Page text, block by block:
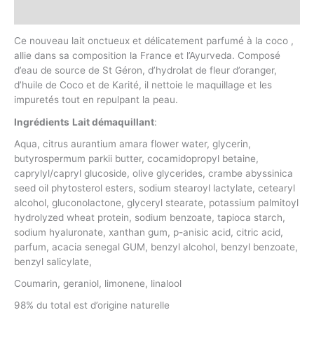
Ce nouveau lait onctueux et délicatement parfumé à la coco ,
allie dans sa composition la France et l’Ayurveda. Composé
d’eau de source de St Géron, d’hydrolat de fleur d’oranger,
d’huile de Coco et de Karité, il nettoie le maquillage et les
impuretés tout en repulpant la peau.
Ingrédients Lait démaquillant:
Aqua, citrus aurantium amara flower water, glycerin,
butyrospermum parkii butter, cocamidopropyl betaine,
caprylyl/capryl glucoside, olive glycerides, crambe abyssinica
seed oil phytosterol esters, sodium stearoyl lactylate, cetearyl
alcohol, gluconolactone, glyceryl stearate, potassium palmitoyl
hydrolyzed wheat protein, sodium benzoate, tapioca starch,
sodium hyaluronate, xanthan gum, p-anisic acid, citric acid,
parfum, acacia senegal GUM, benzyl alcohol, benzyl benzoate,
benzyl salicylate,
Coumarin, geraniol, limonene, linalool
98% du total est d’origine naturelle